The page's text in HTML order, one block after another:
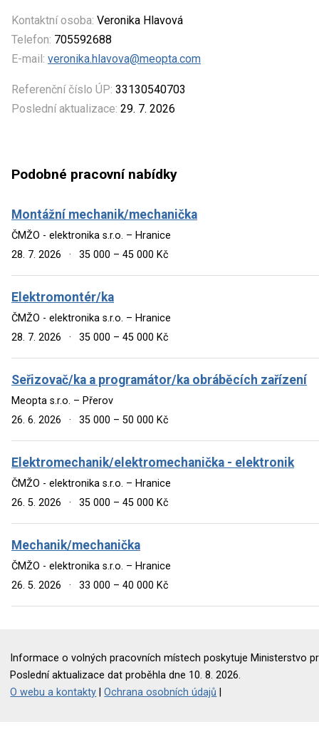
Kontaktní osoba: Veronika Hlavová
Telefon: 705592688
E-mail: veronika.hlavova@meopta.com
Referenční číslo ÚP: 33130540703
Poslední aktualizace: 29. 7. 2026
Podobné pracovní nabídky
Montážní mechanik/mechanička
ČMŽO - elektronika s.r.o. – Hranice
28. 7. 2026
· 35 000 – 45 000 Kč
Elektromontér/ka
ČMŽO - elektronika s.r.o. – Hranice
28. 7. 2026
· 35 000 – 45 000 Kč
Seřizovač/ka a programátor/ka obráběcích zařízení
Meopta s.r.o. – Přerov
26. 6. 2026
· 35 000 – 50 000 Kč
Elektromechanik/elektromechanička - elektronik
ČMŽO - elektronika s.r.o. – Hranice
26. 5. 2026
· 35 000 – 45 000 Kč
Mechanik/mechanička
ČMŽO - elektronika s.r.o. – Hranice
26. 5. 2026
· 33 000 – 40 000 Kč
Informace o volných pracovních místech poskytuje Ministerstvo
Poslední aktualizace dat proběhla dne 10. 8. 2026.
O webu a kontakty |Ochrana osobních údajů